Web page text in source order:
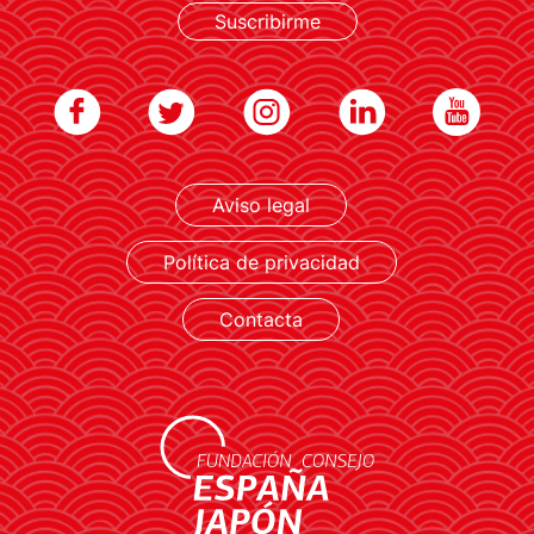
LEER MÁS
Suscribirme
Aviso legal
Política de privacidad
Contacta